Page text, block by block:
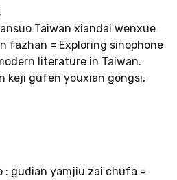
Taiwan xiandai wenxue
fazhan = Exploring sinophone
literature in Taiwan.
keji gufen youxian gongsi,
: gudian yamjiu zai chufa =